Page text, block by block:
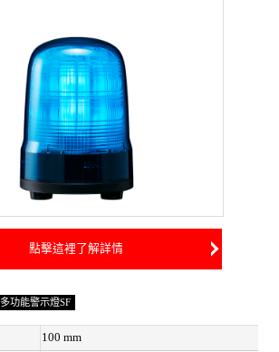
點擊這裡了解詳情
多功能警示燈SF
100 mm